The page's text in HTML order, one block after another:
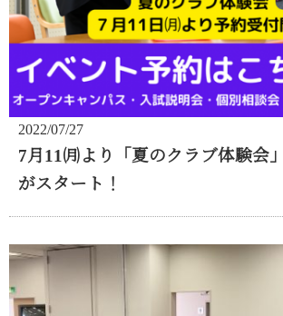
2022/07/27
7月11㈪より「夏のクラブ体験会
がスタート！